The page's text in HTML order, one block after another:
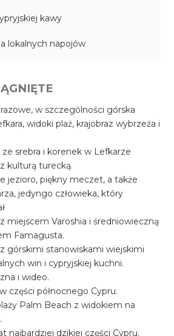
kawy
lokalnych napojów
w szczególności górska
widoki plaż, krajobraz wybrzeża i
srebra i korenek w Lefkarze
kulturą turecką.
jezioro, piękny meczet, a także
jedyngo człowieka, który
miejscem Varoshia i średniowieczną
Famagusta.
górskimi stanowiskami wiejskimi
win i cypryjskiej kuchni.
i wideo.
części północnego Cypru.
Palm Beach z widokiem na
najbardziej dzikiej części Cypru.